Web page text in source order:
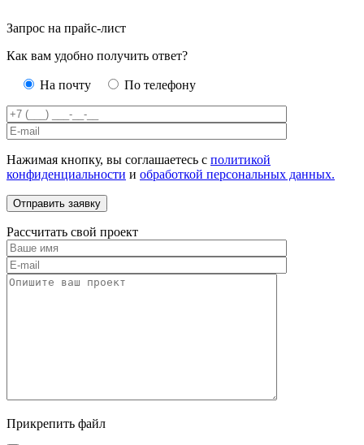
Запрос на прайс-лист
Как вам удобно получить ответ?
На почту По телефону
Нажимая кнопку, вы соглашаетесь с политикой
конфиденциальности и обработкой персональных данных.
Рассчитать свой проект
Прикрепить файл